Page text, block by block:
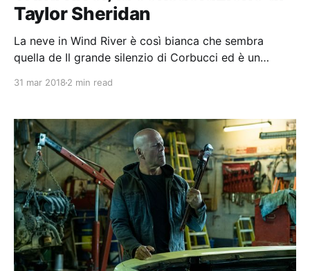
Taylor Sheridan
La neve in Wind River è così bianca che sembra
quella de Il grande silenzio di Corbucci ed è un
31 mar 2018 2 min read